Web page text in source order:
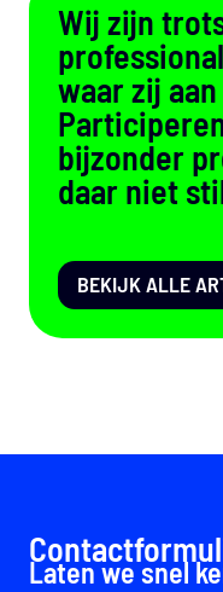
Wij zijn
waar zij
bijzonder
daar niet
BEKIJK ALLE
Laten we snel